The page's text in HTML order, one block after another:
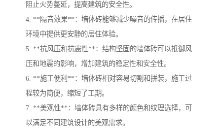
阻止火势蔓延，提高建筑的安全性。
4. **隔音效果**：墙体砖能够减少噪音的传播，在居住
环境中提供更安静的居住体验。
5. **抗风压和抗震性**：结构坚固的墙体砖可以抵御风
压和地震的影响，增加建筑的稳定性和安全性。
6. **施工便利**：墙体砖相对容易切割和拼装，施工过
程较为简便，缩短了工期。
7. **美观性**：墙体砖具有多样的颜色和纹理选择，可
以满足不同建筑设计的美观需求。